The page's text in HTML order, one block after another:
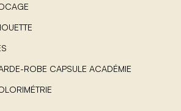
ROBE CAPSULE ACADÉMIE